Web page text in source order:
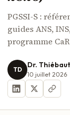
PGSSI-S :
guides ANS,
programme
TD Dr.
10 juillet 2026